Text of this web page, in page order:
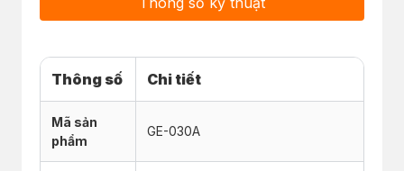
Thông số Chi tiết
Mã sản
phẩm
GE-030A